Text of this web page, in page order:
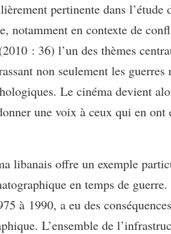
pertinente dans l’étude
notamment en contexte de
: 36) l’un des thèmes
non seulement les guerres
Le cinéma devient
une voix à ceux qui en ont
libanais offre un exemple
en temps de
à 1990, a eu des
L’ensemble de